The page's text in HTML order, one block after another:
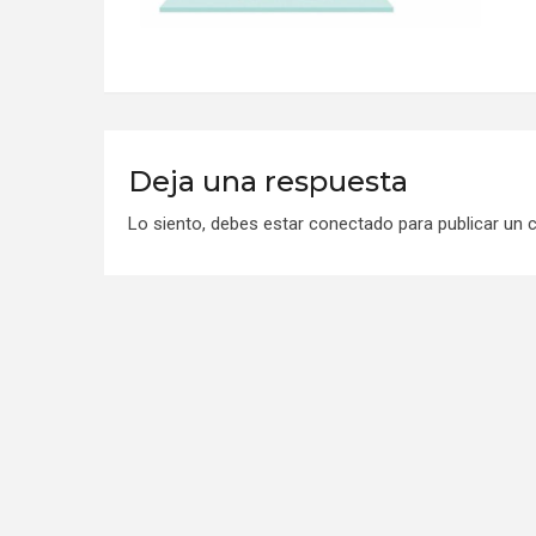
Deja una respuesta
Lo siento, debes estar conectado para publicar un